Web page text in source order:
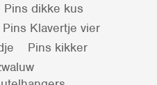
Pins dikke kus
Pins Klavertje vier
Pins kikker